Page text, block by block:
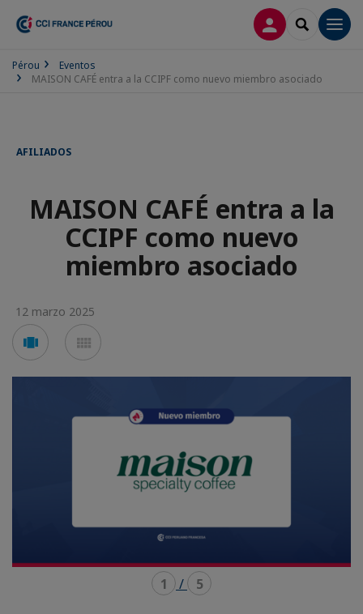
CONECTARSE
SEARCH
Pérou
Eventos
MAISON CAFÉ entra a la CCIPF como nuevo miembro asociado
AFILIADOS
MAISON CAFÉ entra a la
CCIPF como nuevo
miembro asociado
12 marzo 2025
Voir
en
en
1 / 5